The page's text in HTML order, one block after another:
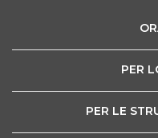
PER
PER LE